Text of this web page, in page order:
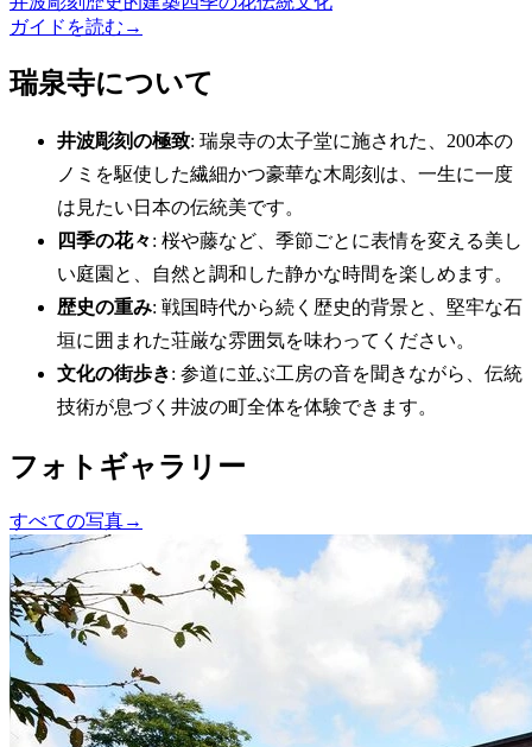
ガイドを読む →
瑞泉寺について
井波彫刻の極致: 瑞泉寺の太子堂に施された、200本の
ノミを駆使した繊細かつ豪華な木彫刻は、一生に一度
は見たい日本の伝統美です。
四季の花々: 桜や藤など、季節ごとに表情を変える美し
い庭園と、自然と調和した静かな時間を楽しめます。
歴史の重み: 戦国時代から続く歴史的背景と、堅牢な石
垣に囲まれた荘厳な雰囲気を味わってください。
文化の街歩き: 参道に並ぶ工房の音を聞きながら、伝統
技術が息づく井波の町全体を体験できます。
フォトギャラリー
すべての写真→